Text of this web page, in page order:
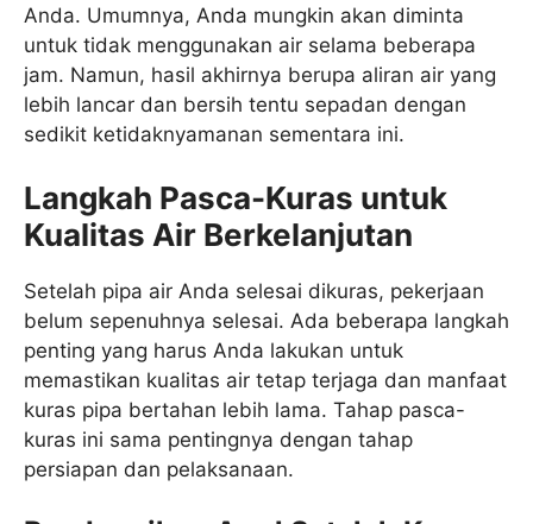
Anda. Umumnya, Anda mungkin akan diminta
untuk tidak menggunakan air selama beberapa
jam. Namun, hasil akhirnya berupa aliran air yang
lebih lancar dan bersih tentu sepadan dengan
sedikit ketidaknyamanan sementara ini.
Langkah Pasca-Kuras untuk
Kualitas Air Berkelanjutan
Setelah pipa air Anda selesai dikuras, pekerjaan
belum sepenuhnya selesai. Ada beberapa langkah
penting yang harus Anda lakukan untuk
memastikan kualitas air tetap terjaga dan manfaat
kuras pipa bertahan lebih lama. Tahap pasca-
kuras ini sama pentingnya dengan tahap
persiapan dan pelaksanaan.